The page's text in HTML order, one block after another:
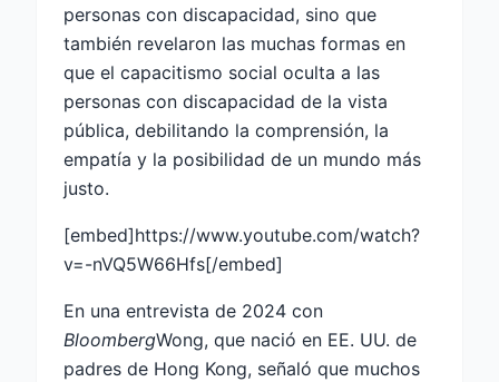
personas con discapacidad, sino que
también revelaron las muchas formas en
que el capacitismo social oculta a las
personas con discapacidad de la vista
pública, debilitando la comprensión, la
empatía y la posibilidad de un mundo más
justo.
[embed]https://www.youtube.com/watch?
v=-nVQ5W66Hfs[/embed]
En una entrevista de 2024 con
BloombergWong, que nació en EE. UU. de
padres de Hong Kong, señaló que muchos